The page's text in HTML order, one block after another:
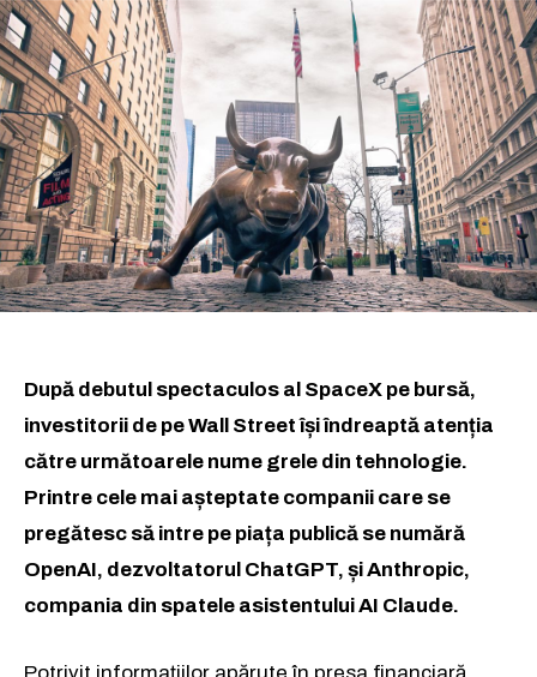
După debutul spectaculos al SpaceX pe bursă,
investitorii de pe Wall Street își îndreaptă atenția
către următoarele nume grele din tehnologie.
Printre cele mai așteptate companii care se
pregătesc să intre pe piața publică se numără
OpenAI, dezvoltatorul ChatGPT, și Anthropic,
compania din spatele asistentului AI Claude.